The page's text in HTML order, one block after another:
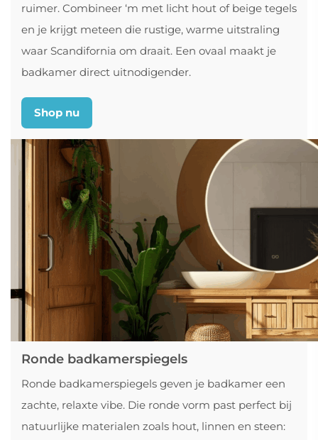
ruimer. Combineer ‘m met licht hout of beige tegels
en je krijgt meteen die rustige, warme uitstraling
waar Scandifornia om draait. Een ovaal maakt je
badkamer direct uitnodigender.
Shop nu
Ronde badkamerspiegels
Ronde badkamerspiegels geven je badkamer een
zachte, relaxte vibe. Die ronde vorm past perfect bij
natuurlijke materialen zoals hout, linnen en steen: